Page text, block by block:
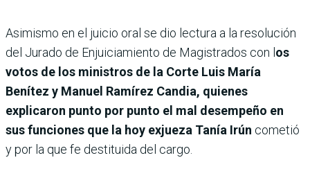
Asimismo en el juicio oral se dio lectura a la resolución
del Jurado de Enjuiciamiento de Magistrados con l os
votos de los ministros de la Corte Luis María
Benítez y Manuel Ramírez Candia, quienes
explicaron punto por punto el mal desempeño en
sus funciones que la hoy exjueza Tanía Irún cometió
y por la que fe destituida del cargo.